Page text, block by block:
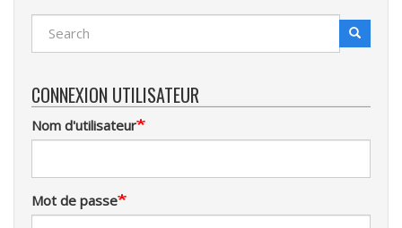
Recherche Search
CONNEXION UTILISATEUR
Nom d'utilisateur
Mot de passe